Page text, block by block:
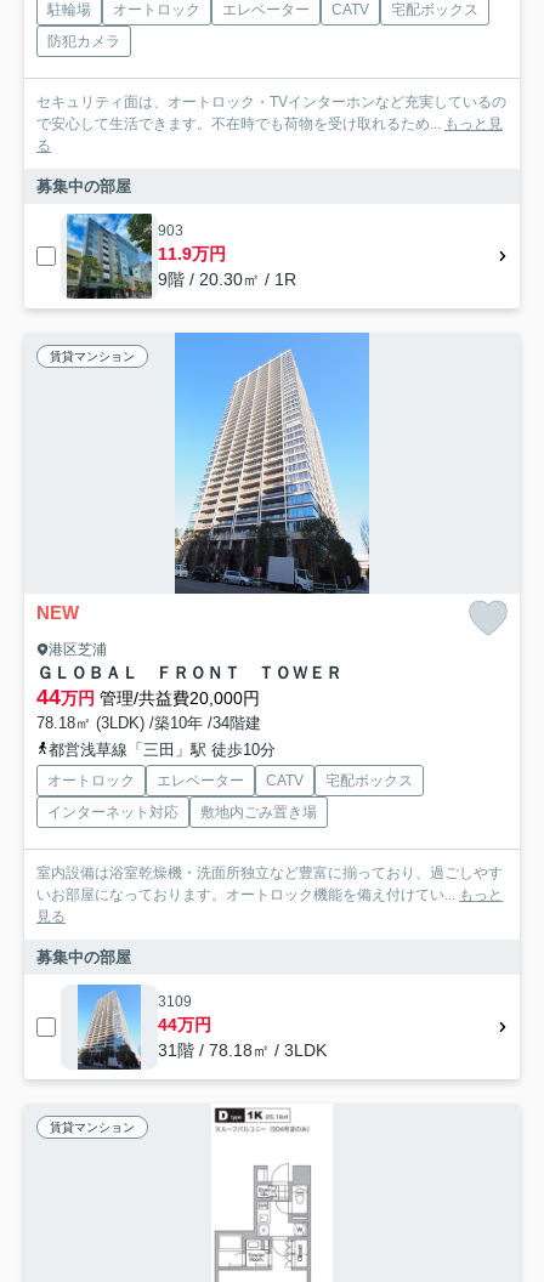
駐輪場 オートロック エレベーター CATV
宅配ボックス
防犯カメラ
セキュリティ面は、オートロック・TVインターホンなど充実しているの
で安心して生活できます。不在時でも荷物を受け取れるため... もっと見
る
募集中の部屋
903
11.9万円
9階 / 20.30㎡ / 1R
賃貸マンション
NEW
港区芝浦
ＧＬＯＢＡＬ ＦＲＯＮＴ ＴＯＷＥＲ
44万円 管理/共益費20,000円
78.18㎡ (3LDK) /築10年 /34階建
都営浅草線「三田」駅 徒歩10分
オートロック エレベーター CATV
宅配ボックス
インターネット対応
敷地内ごみ置き場
室内設備は浴室乾燥機・洗面所独立など豊富に揃っており、過ごしやす
いお部屋になっております。オートロック機能を備え付けてい... もっと
見る
募集中の部屋
3109
44万円
31階 / 78.18㎡ / 3LDK
賃貸マンション